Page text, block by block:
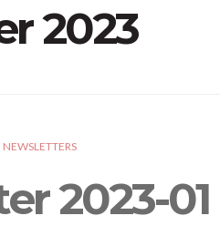
2023
NEWSLETTERS
2023-01